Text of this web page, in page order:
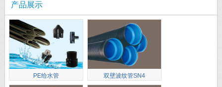
产品展示
PE给水管 双壁波纹管SN4